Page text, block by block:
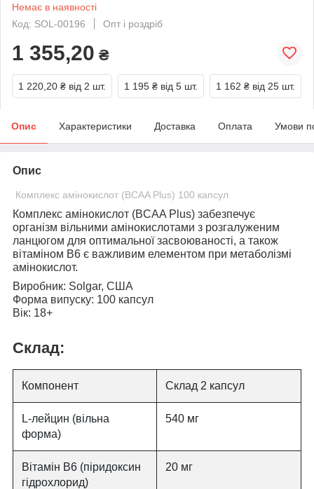
Немає в наявності
Код: SOL-00196
Опт і роздріб
1 355,20 ₴
1 220,20 ₴ від 2 шт. 1 195 ₴ від 5 шт. 1 162 ₴ від 25 шт.
Опис Характеристики Доставка Оплата Умови
Опис
Комплекс амінокислот (BCAA Plus) 100 капсул
Комплекс амінокислот (BCAA Plus) забезпечує
організм вільними амінокислотами з розгалуженим
ланцюгом для оптимальної засвоюваності, а також
вітаміном B6 є важливим елементом при метаболізмі
амінокислот.
Виробник: Solgar, США
Форма випуску: 100 капсул
Вік: 18+
Склад:
Компонент Склад 2 капсул
L-лейцин (вільна
форма)
540 мг
Вітамін В6 (піридоксин
гідрохлорид)
20 мг